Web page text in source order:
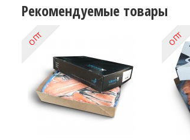
Рекомендуемые товары
ОПТ ОПТ